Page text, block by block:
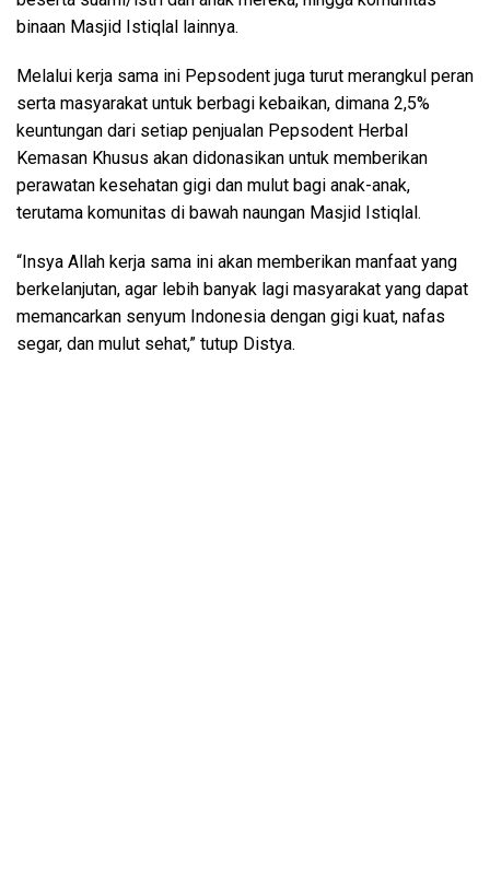
binaan Masjid Istiqlal lainnya.
Melalui kerja sama ini Pepsodent juga turut merangkul peran
serta masyarakat untuk berbagi kebaikan, dimana 2,5%
keuntungan dari setiap penjualan Pepsodent Herbal
Kemasan Khusus akan didonasikan untuk memberikan
perawatan kesehatan gigi dan mulut bagi anak-anak,
terutama komunitas di bawah naungan Masjid Istiqlal.
“Insya Allah kerja sama ini akan memberikan manfaat yang
berkelanjutan, agar lebih banyak lagi masyarakat yang dapat
memancarkan senyum Indonesia dengan gigi kuat, nafas
segar, dan mulut sehat,” tutup Distya.